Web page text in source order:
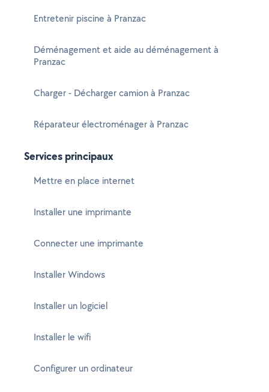
Entretenir piscine à Pranzac
Déménagement et aide au déménagement à
Pranzac
Charger - Décharger camion à Pranzac
Réparateur électroménager à Pranzac
Services principaux
Mettre en place internet
Installer une imprimante
Connecter une imprimante
Installer Windows
Installer un logiciel
Installer le wifi
Configurer un ordinateur